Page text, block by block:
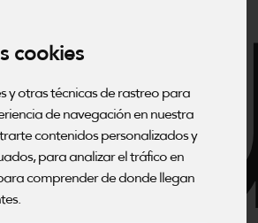
cookies
y otras técnicas de rastreo para
de navegación en nuestra
contenidos personalizados y
para analizar el tráfico en
comprender de donde llegan